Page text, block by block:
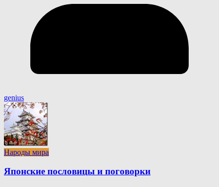
genius
Народы мира
Японские пословицы и поговорки